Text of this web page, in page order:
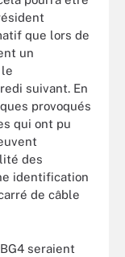
que lors de
un
le
suivant. En
provoqués
qui ont pu
des
identification
de câble
seraient